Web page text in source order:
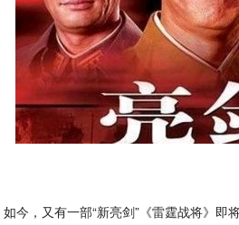
如今，又有一部“新亮剑”《雷霆战将》即